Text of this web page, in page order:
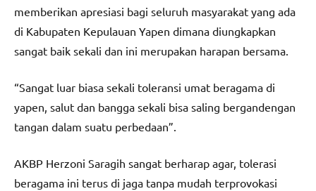
memberikan apresiasi bagi seluruh masyarakat yang ada
di Kabupaten Kepulauan Yapen dimana diungkapkan
sangat baik sekali dan ini merupakan harapan bersama.
“Sangat luar biasa sekali toleransi umat beragama di
yapen, salut dan bangga sekali bisa saling bergandengan
tangan dalam suatu perbedaan”.
AKBP Herzoni Saragih sangat berharap agar, tolerasi
beragama ini terus di jaga tanpa mudah terprovokasi